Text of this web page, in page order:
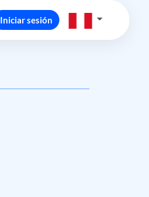
Iniciar sesión